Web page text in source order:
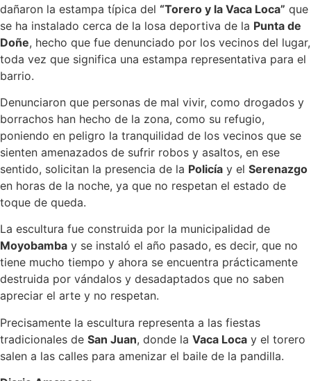
dañaron la estampa típica del “Torero y la Vaca Loca” que
se ha instalado cerca de la losa deportiva de la Punta de
Doñe, hecho que fue denunciado por los vecinos del lugar,
toda vez que significa una estampa representativa para el
barrio.
Denunciaron que personas de mal vivir, como drogados y
borrachos han hecho de la zona, como su refugio,
poniendo en peligro la tranquilidad de los vecinos que se
sienten amenazados de sufrir robos y asaltos, en ese
sentido, solicitan la presencia de la Policía y el Serenazgo
en horas de la noche, ya que no respetan el estado de
toque de queda.
La escultura fue construida por la municipalidad de
Moyobamba y se instaló el año pasado, es decir, que no
tiene mucho tiempo y ahora se encuentra prácticamente
destruida por vándalos y desadaptados que no saben
apreciar el arte y no respetan.
Precisamente la escultura representa a las fiestas
tradicionales de San Juan, donde la Vaca Loca y el torero
salen a las calles para amenizar el baile de la pandilla.